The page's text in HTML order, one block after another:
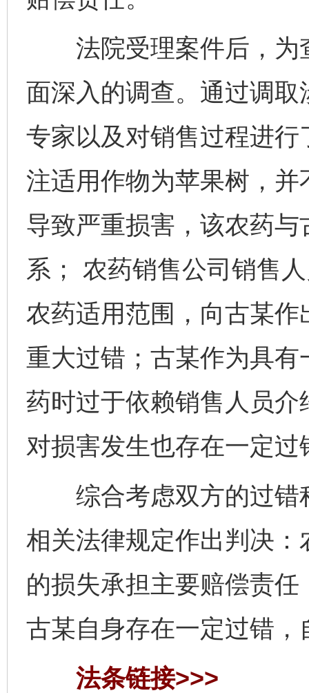
法院受理案件后，为
面深入的调查。通过调
专家以及对销售过程进
注适用作物为苹果树，
导致严重损害，该农药
系； 农药销售公司销售
农药适用范围，向古某
重大过错；古某作为具
药时过于依赖销售人员
对损害发生也存在一定过
综合考虑双方的过错
相关法律规定作出判决
的损失承担主要赔偿责
古某自身存在一定过错
法条链接>>>